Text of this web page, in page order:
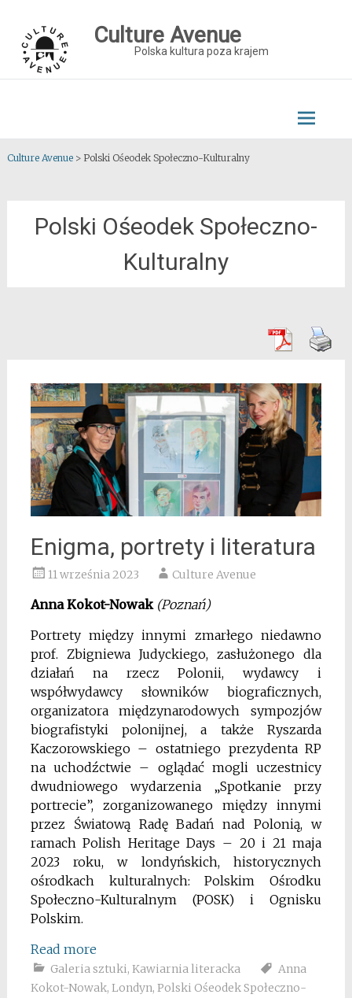
content
Culture Avenue
Polska kultura poza krajem
Culture Avenue> Polski Ośeodek Społeczno-Kulturalny
Polski Ośeodek Społeczno-
Kulturalny
Enigma, portrety i literatura
11 września 2023 Culture Avenue
Anna Kokot-Nowak (Poznań)
Portrety między innymi zmarłego niedawno
prof. Zbigniewa Judyckiego, zasłużonego dla
działań na rzecz Polonii, wydawcy i
współwydawcy słowników biograficznych,
organizatora międzynarodowych sympozjów
biografistyki polonijnej, a także Ryszarda
Kaczorowskiego – ostatniego prezydenta RP
na uchodźctwie – oglądać mogli uczestnicy
dwudniowego wydarzenia „Spotkanie przy
portrecie”, zorganizowanego między innymi
przez Światową Radę Badań nad Polonią, w
ramach Polish Heritage Days – 20 i 21 maja
2023 roku, w londyńskich, historycznych
ośrodkach kulturalnych: Polskim Ośrodku
Społeczno-Kulturalnym (POSK) i Ognisku
Polskim.
Read more
Galeria sztuki, Kawiarnia literacka
Anna
Kokot-Nowak, Londyn, Polski Ośeodek Społeczno-